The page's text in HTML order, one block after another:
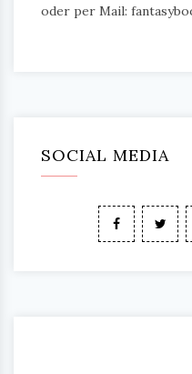
oder per Mail:
SOCIAL MEDIA